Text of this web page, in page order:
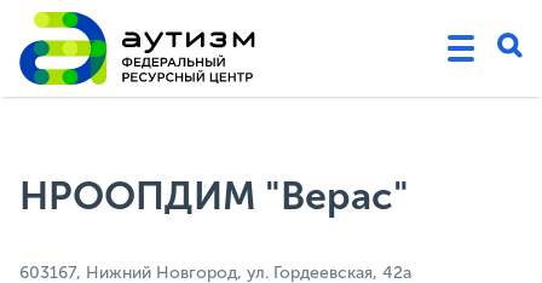
НРООПДИМ "Верас"
603167, Нижний Новгород, ул. Гордеевская, 42а